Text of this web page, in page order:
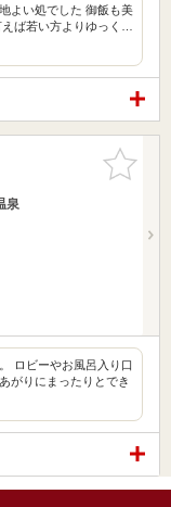
よい処でした 御飯も美
ば若い方よりゆっく…
お気に入
りに追加
泉
ロビーやお風呂入り口
がりにまったりとでき